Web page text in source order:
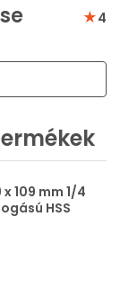
4
109 mm 1/4
HSS